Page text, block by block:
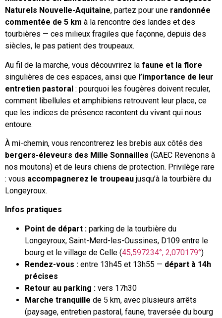
Naturels Nouvelle-Aquitaine, partez pour une randonnée
commentée de 5 km à la rencontre des landes et des
tourbières — ces milieux fragiles que façonne, depuis des
siècles, le pas patient des troupeaux.
Au fil de la marche, vous découvrirez la faune et la flore
singulières de ces espaces, ainsi que l’importance de leur
entretien pastoral : pourquoi les fougères doivent reculer,
comment libellules et amphibiens retrouvent leur place, ce
que les indices de présence racontent du vivant qui nous
entoure.
À mi-chemin, vous rencontrerez les brebis aux côtés des
bergers-éleveurs des Mille Sonnailles (GAEC Revenons à
nos moutons) et de leurs chiens de protection. Privilège rare
: vous accompagnerez le troupeau jusqu’à la tourbière du
Longeyroux.
Infos pratiques
Point de départ : parking de la tourbière du
Longeyroux, Saint-Merd-les-Oussines, D109 entre le
bourg et le village de Celle (45,597234°, 2,070179°)
Rendez-vous : entre 13h45 et 13h55 — départ à 14h
précises
Retour au parking : vers 17h30
Marche tranquille de 5 km, avec plusieurs arrêts
(paysage, entretien pastoral, faune, traversée du bourg